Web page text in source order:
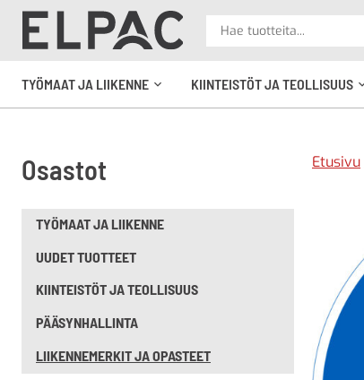
Hae
TYÖMAAT JA LIIKENNE
KIINTEISTÖT JA TEOLLISUUS
Osastot
TYÖMAAT JA LIIKENNE
UUDET TUOTTEET
KIINTEISTÖT JA TEOLLISUUS
PÄÄSYNHALLINTA
LIIKENNEMERKIT JA OPASTEET
Etusivu